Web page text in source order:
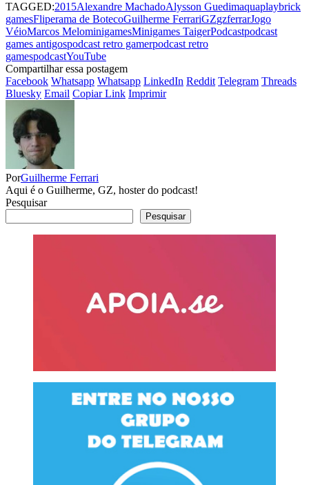
TAGGED:2015Alexandre MachadoAlysson Guedimaquaplaybrick
gamesFliperama de BotecoGuilherme FerrariGZgzferrarJogo
VéioMarcos MelominigamesMinigames TaigerPodcastpodcast
games antigospodcast retro gamerpodcast retro
gamespodcastYouTube
Compartilhar essa postagem
Facebook Whatsapp Whatsapp LinkedIn Reddit Telegram Threads
Bluesky Email Copiar Link Imprimir
PorGuilherme Ferrari
Aqui é o Guilherme, GZ, hoster do podcast!
Pesquisar
Pesquisar